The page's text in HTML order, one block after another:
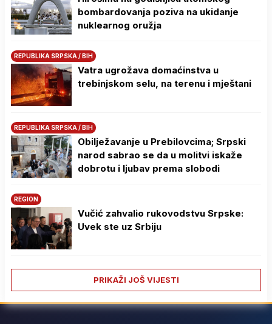
bombardovanja poziva na ukidanje
nuklearnog oružja
REPUBLIKA SRPSKA / BIH
Vatra ugrožava domaćinstva u
trebinjskom selu, na terenu i mještani
REPUBLIKA SRPSKA / BIH
Obilježavanje u Prebilovcima; Srpski
narod sabrao se da u molitvi iskaže
dobrotu i ljubav prema slobodi
REGION
Vučić zahvalio rukovodstvu Srpske:
Uvek ste uz Srbiju
PRIKAŽI JOŠ VIJESTI